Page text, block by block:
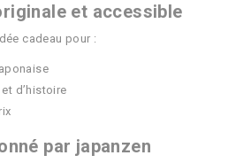
et accessible
cadeau pour :
d’histoire
par japanzen